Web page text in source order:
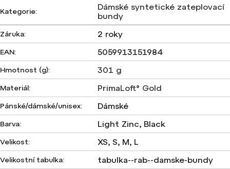
Kategorie:
Dámské syntetické zateplovací
bundy
Záruka: 2 roky
EAN: 5059913151984
Hmotnost (g): 301 g
Materiál: PrimaLoft® Gold
Pánské/dámské/unisex: Dámské
Barva: Light Zinc, Black
Velikost: XS, S, M, L
Velikostní tabulka: tabulka--rab--damske-bundy